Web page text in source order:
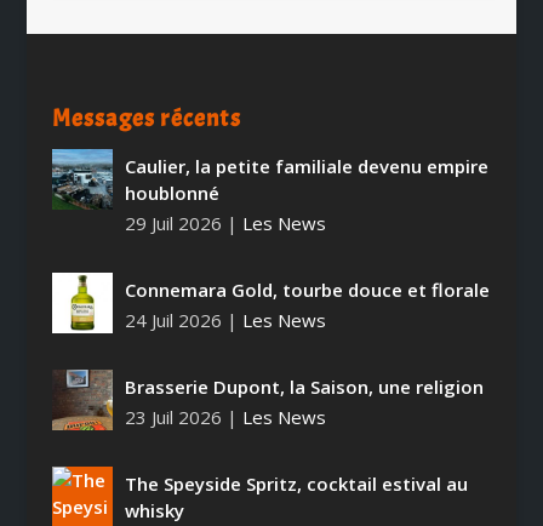
Messages récents
Caulier, la petite familiale devenu empire
houblonné
29 Juil 2026 | Les News
Connemara Gold, tourbe douce et florale
24 Juil 2026 | Les News
Brasserie Dupont, la Saison, une religion
23 Juil 2026 | Les News
The Speyside Spritz, cocktail estival au
whisky